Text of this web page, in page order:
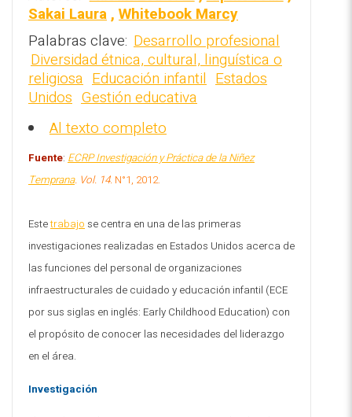
EDUCACIÓN Y FORMACIÓN DEL
PROFESORADO
at
s
A
p
p
ce
b
o
o
k
tt
er
ai
l
Sakai Laura, Whitebook Marcy
Palabras clave: Desarrollo profesional
Diversidad étnica, cultural, linguística o
religiosa Educación infantil Estados
Unidos Gestión educativa
Al texto completo
Fuente: ECRP Investigación y Práctica de la Niñez
Temprana. Vol. 14. N°1, 2012.
Estetrabajo se centra en una de las primeras
investigaciones realizadas en Estados Unidos acerca de
las funciones del personal de organizaciones
infraestructurales de cuidado y educación infantil (ECE
por sus siglas en inglés: Early Childhood Education) con
el propósito de conocer las necesidades del liderazgo
en el área.
Investigación